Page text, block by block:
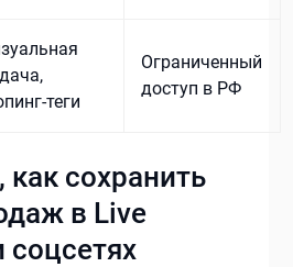
теги
Ограниченный
доступ в РФ
как сохранить
в Live
соцсетях